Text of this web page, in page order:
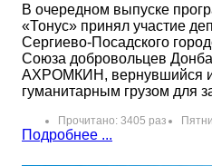
В очередном выпуске
«Тонус» принял участие
Сергиево-Посадского
Союза добровольцев
АХРОМКИН, вернувшийся
гуманитарным грузом для
Прочитано: 3405 раз
Подробнее ...